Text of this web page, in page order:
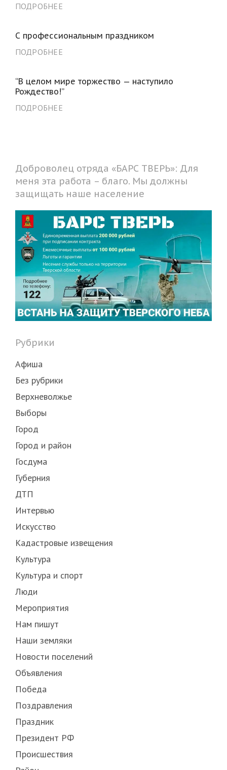
ПОДРОБНЕЕ
С профессиональным праздником
ПОДРОБНЕЕ
“В целом мире торжество — наступило
Рождество!”
ПОДРОБНЕЕ
Доброволец отряда «БАРС ТВЕРЬ»: Для
меня эта работа – благо. Мы должны
защищать наше население
Рубрики
Афиша
Без рубрики
Верхневолжье
Выборы
Город
Город и район
Госдума
Губерния
ДТП
Интервью
Искусство
Кадастровые извещения
Культура
Культура и спорт
Люди
Мероприятия
Нам пишут
Наши земляки
Новости поселений
Объявления
Победа
Поздравления
Праздник
Президент РФ
Происшествия